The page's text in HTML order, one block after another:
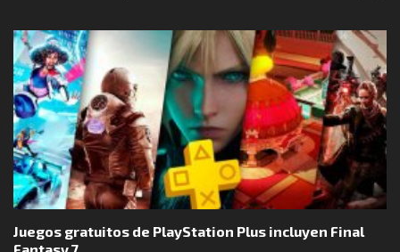
Juegos gratuitos de PlayStation Plus incluyen Final